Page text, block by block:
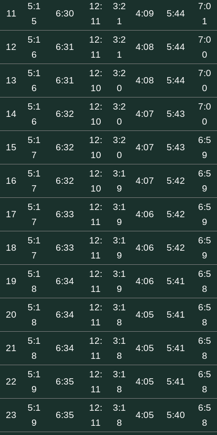
11
5:1
5
6:30
12:
11
3:2
1
4:09 5:44
7:0
1
12
5:1
6
6:31
12:
11
3:2
1
4:08 5:44
7:0
0
13
5:1
6
6:31
12:
10
3:2
0
4:08 5:44
7:0
0
14
5:1
6
6:32
12:
10
3:2
0
4:07 5:43
7:0
0
15
5:1
7
6:32
12:
10
3:2
0
4:07 5:43
6:5
9
16
5:1
7
6:32
12:
10
3:1
9
4:07 5:42
6:5
9
17
5:1
7
6:33
12:
11
3:1
9
4:06 5:42
6:5
9
18
5:1
7
6:33
12:
11
3:1
9
4:06 5:42
6:5
9
19
5:1
8
6:34
12:
11
3:1
9
4:06 5:41
6:5
8
20
5:1
8
6:34
12:
11
3:1
8
4:05 5:41
6:5
8
21
5:1
8
6:34
12:
11
3:1
8
4:05 5:41
6:5
8
22
5:1
9
6:35
12:
11
3:1
8
4:05 5:41
6:5
8
23
5:1
9
6:35
12:
11
3:1
8
4:05 5:40
6:5
8